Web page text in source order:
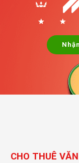
CHO THUÊ